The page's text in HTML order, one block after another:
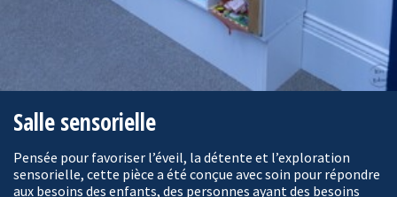
Salle sensorielle
Pensée pour favoriser l’éveil, la détente et l’exploration
sensorielle, cette pièce a été conçue avec soin pour répondre
aux besoins des enfants, des personnes ayant des besoins